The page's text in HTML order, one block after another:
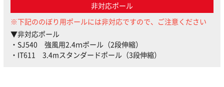
非対応ポール
※下記ののぼり用ポールには非対応ですので、ご注意ください
▼非対応ポール
・SJ540 強風用2.4ｍポール（2段伸縮）
・IT611 3.4mスタンダードポール（3段伸縮）